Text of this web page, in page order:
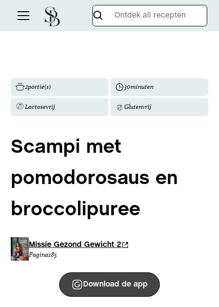
2portie(s) 30minuten
Lactosevrij Glutenvrij
Scampi met
pomodorosaus en
broccolipuree
Missie Gezond Gewicht 2
Pagina185
Download de app